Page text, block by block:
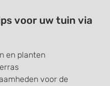
voor uw tuin via
en planten
voor de